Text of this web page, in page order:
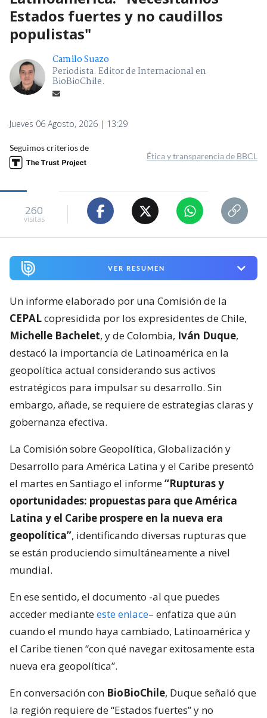
Estados fuertes y no caudillos
populistas"
Camilo Suazo
Periodista. Editor de Internacional en
BioBioChile.
Jueves 06 Agosto, 2026 | 13:29
Seguimos criterios de
Ética y transparencia de BBCL
260
visitas
VER RESUMEN
Un informe elaborado por una Comisión de la
CEPALcopresidida por los expresidentes de Chile,
Michelle Bachelet, y de Colombia, Iván Duque,
destacó la importancia de Latinoamérica en la
geopolítica actual considerando sus activos
estratégicos para impulsar su desarrollo. Sin
embargo, añade, se requiere de estrategias claras y
gobernanza efectiva.
La Comisión sobre Geopolítica, Globalización y
Desarrollo para América Latina y el Caribe presentó
el martes en Santiago el informe“Rupturas y
oportunidades: propuestas para que América
Latina y el Caribe prospere en la nueva era
geopolítica”, identificando diversas rupturas que
se están produciendo simultáneamente a nivel
mundial.
En ese sentido, el documento -al que puedes
acceder medianteeste enlace– enfatiza que aún
cuando el mundo haya cambiado, Latinoamérica y
el Caribe tienen “con qué navegar exitosamente esta
nueva era geopolítica”.
En conversación con BioBioChile, Duque señaló que
la región requiere de “Estados fuertes” y no